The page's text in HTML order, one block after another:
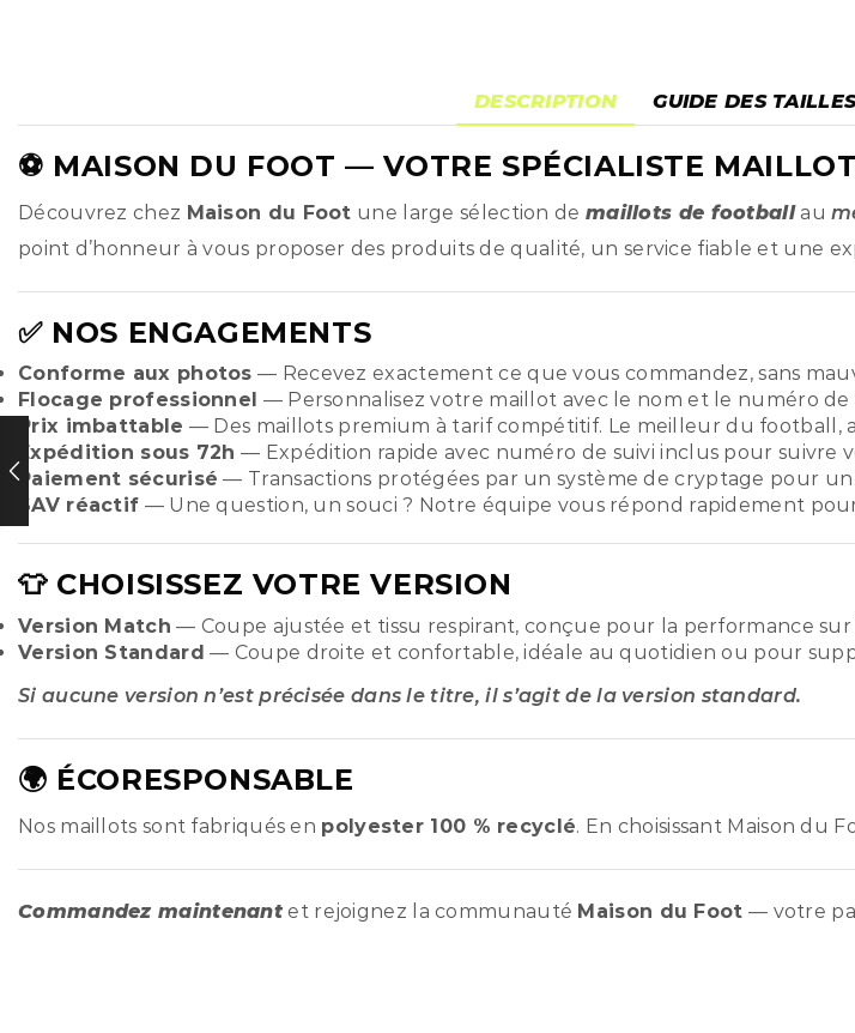
DESCRIPTION GUIDE DES
⚽ MAISON DU FOOT — VOTRE SPÉCIALISTE
Découvrez chez Maison du Foot une large sélection de maillots de footballau
point d’honneur à vous proposer des produits de qualité, un service fiable et une
✅ NOS ENGAGEMENTS
Conforme aux photos — Recevez exactement ce que vous commandez, sans
Flocage professionnel — Personnalisez votre maillot avec le nom et le numéro
Prix imbattable — Des maillots premium à tarif compétitif. Le meilleur du football,
Expédition sous 72h — Expédition rapide avec numéro de suivi inclus pour suivre
Paiement sécurisé — Transactions protégées par un système de cryptage pour
SAV réactif — Une question, un souci ? Notre équipe vous répond rapidement
👕 CHOISISSEZ VOTRE VERSION
Version Match — Coupe ajustée et tissu respirant, conçue pour la performance
Version Standard — Coupe droite et confortable, idéale au quotidien ou pour
Si aucune version n’est précisée dans le titre, il s’agit de la version standard.
🌍 ÉCORESPONSABLE
Nos maillots sont fabriqués en polyester 100 % recyclé. En choisissant Maison du
Commandez maintenant et rejoignez la communauté Maison du Foot — votre